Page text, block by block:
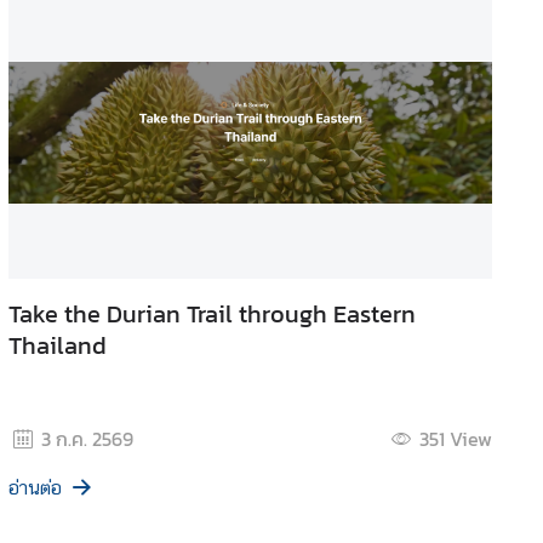
Take the Durian Trail through Eastern
Thailand
3 ก.ค. 2569 351 View
อ่านต่อ